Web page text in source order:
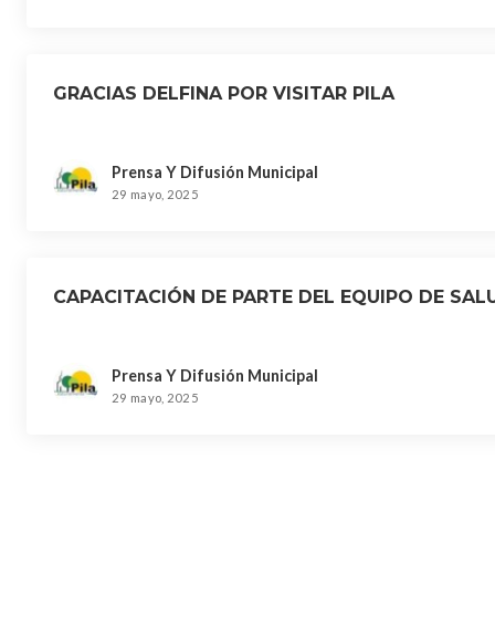
GRACIAS DELFINA POR VISITAR PILA
Prensa Y Difusión Municipal
29 mayo, 2025
CAPACITACIÓN DE PARTE DEL EQUIPO DE
Prensa Y Difusión Municipal
29 mayo, 2025